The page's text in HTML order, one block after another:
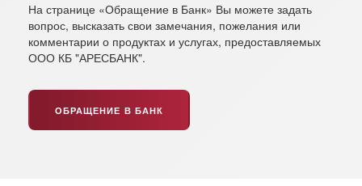
На странице «Обращение в Банк» Вы можете задать
вопрос, высказать свои замечания, пожелания или
комментарии о продуктах и услугах, предоставляемых
ООО КБ "АРЕСБАНК".
ОБРАЩЕНИЕ В БАНК